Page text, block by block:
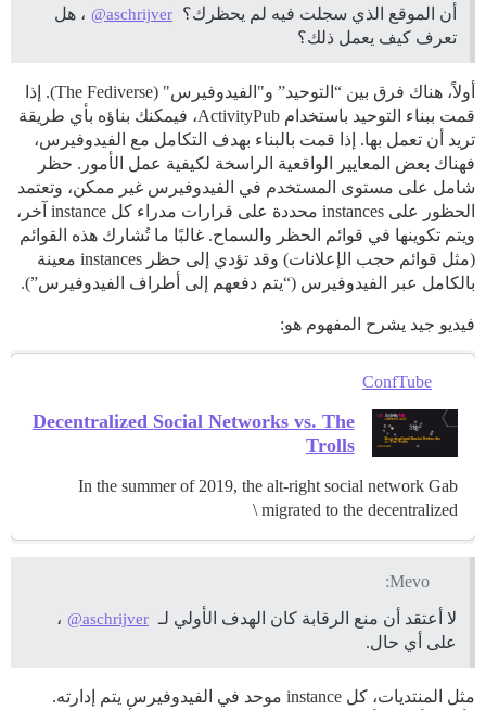
أن الموقع الذي سجلت فيه لم يحظرك؟
@aschrijver ، هل
تعرف كيف يعمل ذلك؟
أولاً، هناك فرق بين “التوحيد” و"الفيدوفيرس" (The Fediverse). إذا
قمت ببناء التوحيد باستخدام ActivityPub، فيمكنك بناؤه بأي طريقة
تريد أن تعمل بها. إذا قمت بالبناء بهدف التكامل مع الفيدوفيرس،
فهناك بعض المعايير الواقعية الراسخة لكيفية عمل الأمور. حظر
شامل على مستوى المستخدم في الفيدوفيرس غير ممكن، وتعتمد
الحظور على instances محددة على قرارات مدراء كل instance آخر،
ويتم تكوينها في قوائم الحظر والسماح. غالبًا ما تُشارك هذه القوائم
(مثل قوائم حجب الإعلانات) وقد تؤدي إلى حظر instances معينة
بالكامل عبر الفيدوفيرس (“يتم دفعهم إلى أطراف الفيدوفيرس”).
فيديو جيد يشرح المفهوم هو:
ConfTube
Decentralized Social Networks vs. The
Trolls
In the summer of 2019, the alt-right social network Gab
migrated to the decentralized \
Mevo:
لا أعتقد أن منع الرقابة كان الهدف الأولي لـ @aschrijver ،
على أي حال.
مثل المنتديات، كل instance موحد في الفيدوفيرس يتم إدارته.